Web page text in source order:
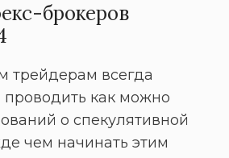
брокеров
трейдерам всегда
проводить как можно
о спекулятивной
чем начинать этим